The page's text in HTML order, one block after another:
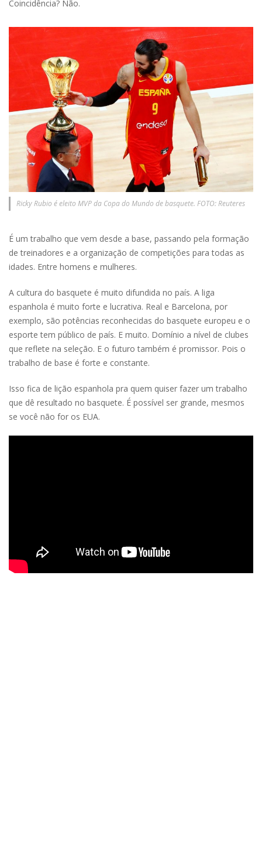
Coincidência? Não.
Ricky Rubio é eleito MVP da Copa do Mundo de basquete. FOTO: Reuteres
É um trabalho que vem desde a base, passando pela formação
de treinadores e a organização de competições para todas as
idades. Entre homens e mulheres.
A cultura do basquete é muito difundida no país. A liga
espanhola é muito forte e lucrativa. Real e Barcelona, por
exemplo, são potências reconhecidas do basquete europeu e o
esporte tem público de país. E muito. Domínio a nível de clubes
que reflete na seleção. E o futuro também é promissor. Pois o
trabalho de base é forte e constante.
Isso fica de lição espanhola pra quem quiser fazer um trabalho
que dê resultado no basquete. É possível ser grande, mesmos
se você não for os EUA.